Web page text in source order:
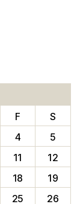
F
S
4
5
11
12
18
19
25 26